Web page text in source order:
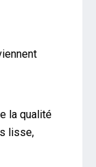
la qualité
lisse,